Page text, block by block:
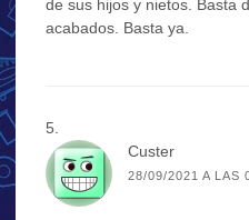
de sus hijos y nietos. Basta
acabados. Basta ya.
Custer
28/09/2021 A LAS